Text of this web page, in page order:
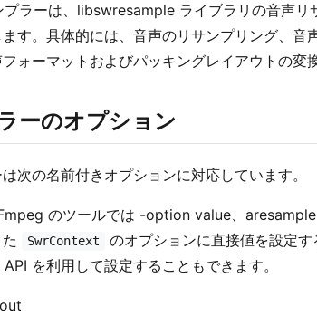
ラーは、libswresample ライブラリの音声リ
す。具体的には、音声のリサンプリング、
ォーマットおよびパッキングレイアウトの変
ーのオプション
次の名前付きオプションに対応しています。
のツールでは -option value、
SwrContext
のオプションに直接値を設定
を利用して設定することもできます。